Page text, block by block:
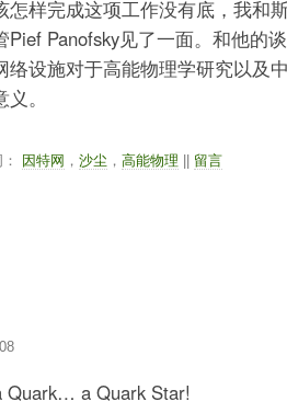
怎样完成这项工作没有底，我和
Pief Panofsky见了一面。和他的
络设施对于高能物理学研究以及
。
因特网 ， 沙尘 ， 高能物理 留言
Quark… a Quark Star!